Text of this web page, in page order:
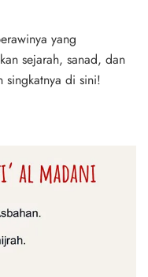
yang
sejarah, sanad, dan
singkatnya di sini!